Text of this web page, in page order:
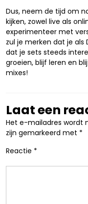
Dus, neem de tijd om
kijken, zowel live als
experimenteer met
zul je merken dat je
dat je sets steeds
groeien, blijf leren en
mixes!
Laat een
Het e-mailadres wordt
zijn gemarkeerd met *
Reactie *